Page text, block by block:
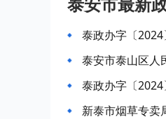
泰安市泰山区人
新泰市烟草专卖